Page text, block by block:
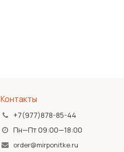
Контакты
+7(977)878-85-44
Пн—Пт 09:00—18:00
order@mirponitke.ru